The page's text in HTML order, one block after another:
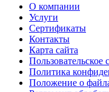
О компании
Услуги
Сертификаты
Контакты
Карта сайта
Пользовательское
Политика
Положение о